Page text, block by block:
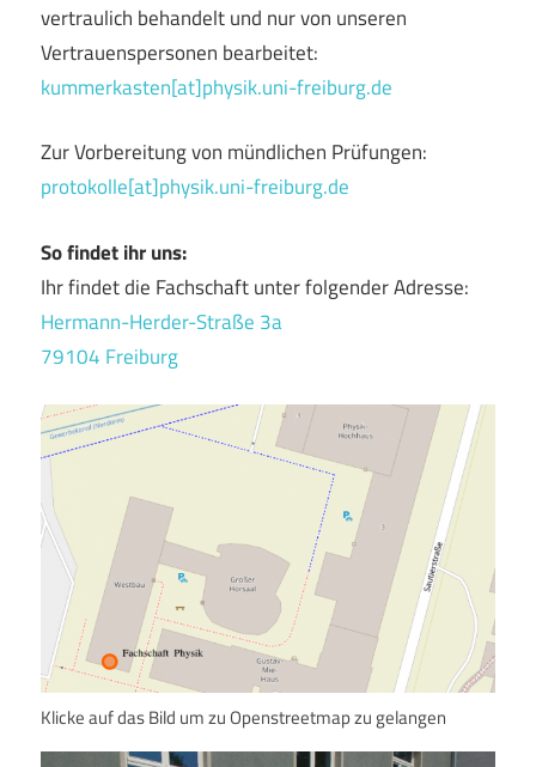
vertraulich behandelt und nur von unseren
Vertrauenspersonen bearbeitet:
kummerkasten[at]physik.uni-freiburg.de
Zur Vorbereitung von mündlichen Prüfungen:
protokolle[at]physik.uni-freiburg.de
So findet ihr uns:
Ihr findet die Fachschaft unter folgender Adresse:
Hermann-Herder-Straße 3a
79104 Freiburg
Klicke auf das Bild um zu Openstreetmap zu gelangen